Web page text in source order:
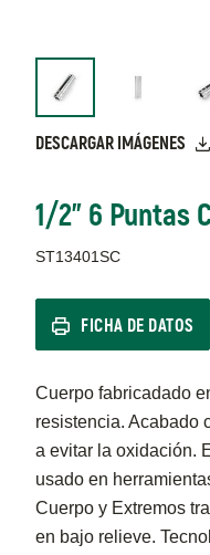
DESCARGAR IMÁGENES
1/2" 6 Puntas
ST13401SC
FICHA DE DATOS
Cuerpo fabricadado
resistencia. Acabado
a evitar la oxidación.
usado en
Cuerpo y Extremos
en bajo relieve.